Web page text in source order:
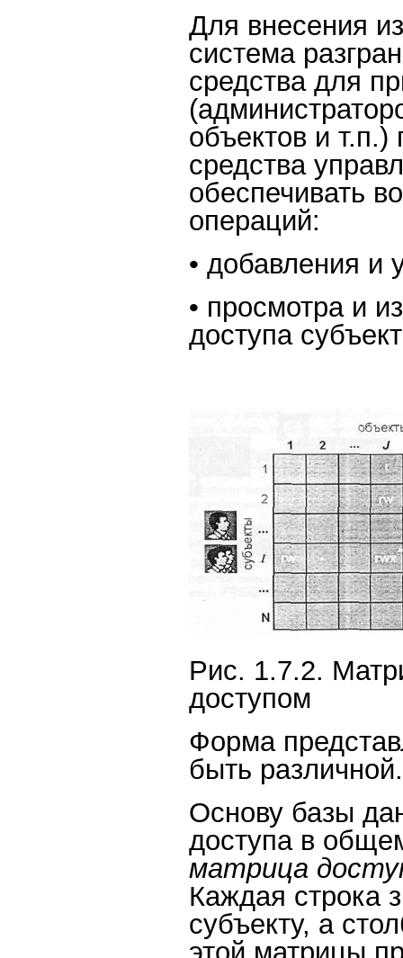
Для внесения
система
средства для
объектов и
средства
обеспечивать
операций:
• добавления и
• просмотра и
доступа
Рис. 1.7.2.
доступом
Форма
быть различной.
Основу базы
доступа в
матрица
Каждая строка
субъекту, а